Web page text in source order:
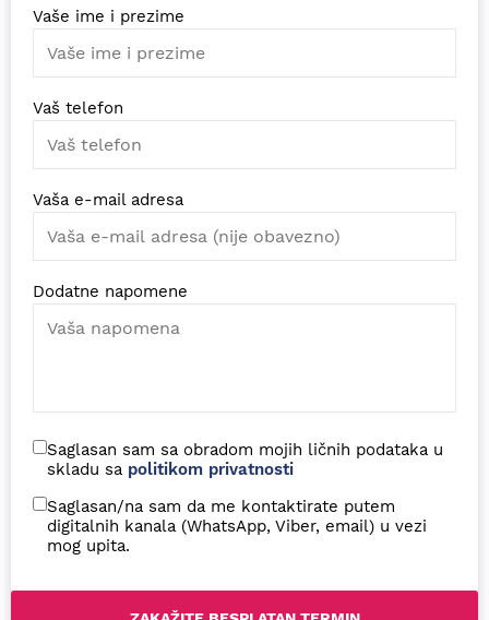
Vaše ime i prezime
Vaš telefon
Vaša e-mail adresa
Dodatne napomene
Saglasan sam sa obradom mojih ličnih podataka u
skladu sa politikom privatnosti
Saglasan/na sam da me kontaktirate putem
digitalnih kanala (WhatsApp, Viber, email) u vezi
mog upita.